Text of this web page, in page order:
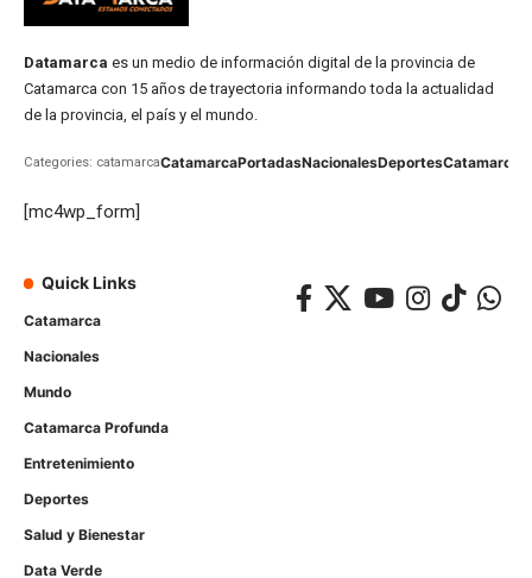
Datamarca es un medio de información digital de la provincia de
Catamarca con 15 años de trayectoria informando toda la actualidad
de la provincia, el país y el mundo.
Categories: catamarcaCatamarcaPortadasNacionalesDeportesCatamarca
[mc4wp_form]
Quick Links
Catamarca
Nacionales
Mundo
Catamarca Profunda
Entretenimiento
Deportes
Salud y Bienestar
Data Verde